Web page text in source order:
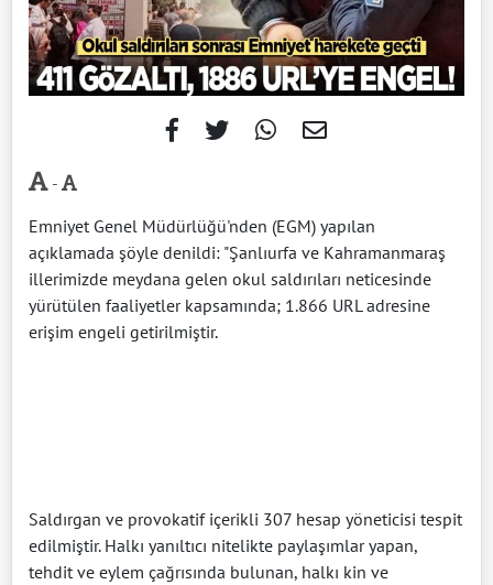
-
Emniyet Genel Müdürlüğü'nden (EGM) yapılan
açıklamada şöyle denildi: "Şanlıurfa ve Kahramanmaraş
illerimizde meydana gelen okul saldırıları neticesinde
yürütülen faaliyetler kapsamında; 1.866 URL adresine
erişim engeli getirilmiştir.
Saldırgan ve provokatif içerikli 307 hesap yöneticisi tespit
edilmiştir. Halkı yanıltıcı nitelikte paylaşımlar yapan,
tehdit ve eylem çağrısında bulunan, halkı kin ve